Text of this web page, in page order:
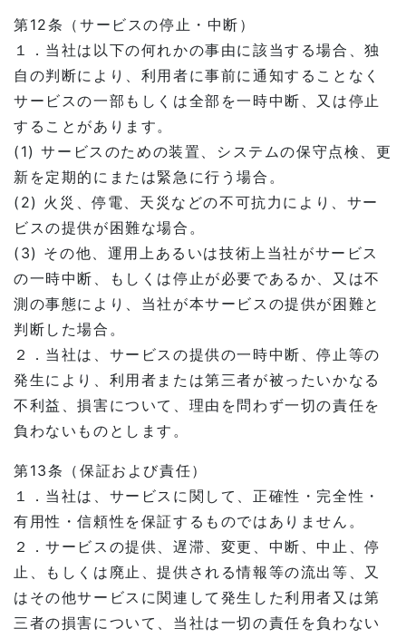
第12条（サービスの停止・中断）
１．当社は以下の何れかの事由に該当する場合、独
自の判断により、利用者に事前に通知することなく
サービスの一部もしくは全部を一時中断、又は停止
することがあります。
(1) サービスのための装置、システムの保守点検、更
新を定期的にまたは緊急に行う場合。
(2) 火災、停電、天災などの不可抗力により、サー
ビスの提供が困難な場合。
(3) その他、運用上あるいは技術上当社がサービス
の一時中断、もしくは停止が必要であるか、又は不
測の事態により、当社が本サービスの提供が困難と
判断した場合。
２．当社は、サービスの提供の一時中断、停止等の
発生により、利用者または第三者が被ったいかなる
不利益、損害について、理由を問わず一切の責任を
負わないものとします。
第13条（保証および責任）
１．当社は、サービスに関して、正確性・完全性・
有用性・信頼性を保証するものではありません。
２．サービスの提供、遅滞、変更、中断、中止、停
止、もしくは廃止、提供される情報等の流出等、又
はその他サービスに関連して発生した利用者又は第
三者の損害について、当社は一切の責任を負わない